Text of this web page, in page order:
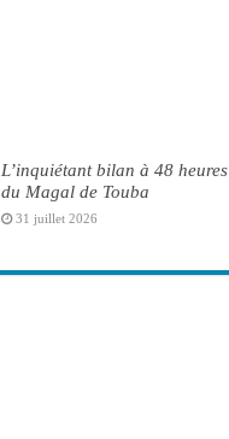
L’inquiétant bilan à 48 heures
du Magal de Touba
31 juillet 2026